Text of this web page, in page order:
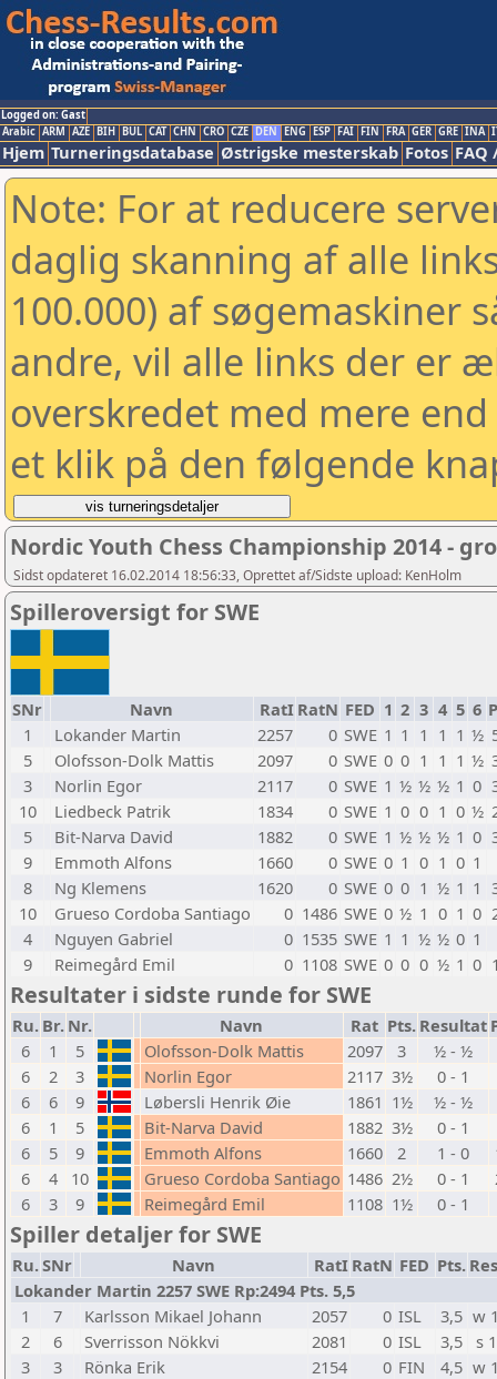
Logged on: Gast
Arabic ARM AZE BIH BUL CAT CHN CRO CZE DEN ENG ESP FAI FIN FRA GER GRE INA
Hjem Turneringsdatabase Østrigske mesterskab Fotos FAQ
Note: For at reducere
daglig skanning af alle
100.000) af søgemaskiner
andre, vil alle links der er
overskredet med mere
et klik på den følgende
Nordic Youth Chess Championship 2014 -
Sidst opdateret 16.02.2014 18:56:33, Oprettet af/Sidste upload: KenHolm
Spilleroversigt for SWE
SNr Navn RatI RatN FED 1 2 3 4 5 6
1
Lokander Martin 2257 0 SWE 1 1 1 1 1 ½
5
Olofsson-Dolk Mattis 2097 0 SWE 0 0 1 1 1 ½
3
Norlin Egor 2117 0 SWE 1 ½ ½ ½ 1 0
10
Liedbeck Patrik 1834 0 SWE 1 0 0 1 0 ½
5
Bit-Narva David 1882 0 SWE 1 ½ ½ ½ 1 0
9
Emmoth Alfons 1660 0 SWE 0 1 0 1 0 1
8
Ng Klemens 1620 0 SWE 0 0 1 ½ 1 1
10
Grueso Cordoba Santiago 0 1486 SWE 0 ½ 1 0 1 0
4
Nguyen Gabriel 0 1535 SWE 1 1 ½ ½ 0 1
9
Reimegård Emil 0 1108 SWE 0 0 0 ½ 1 0
Resultater i sidste runde for SWE
Ru. Br. Nr. Navn Rat Pts. Resultat
6
1 5 Olofsson-Dolk Mattis 2097 3
½ - ½
6
2 3 Norlin Egor 2117 3½
0 - 1
6
6 9 Løbersli Henrik Øie 1861 1½
½ - ½
6
1 5 Bit-Narva David 1882 3½
0 - 1
6
5 9 Emmoth Alfons 1660 2 1 - 0
6
4 10 Grueso Cordoba Santiago 1486 2½ 0 - 1
6
3 9 Reimegård Emil 1108 1½ 0 - 1
Spiller detaljer for SWE
Ru.SNr Navn RatI RatN FED Pts.
Lokander Martin 2257 SWE Rp:2494 Pts. 5,5
1
7 Karlsson Mikael Johann 2057 0 ISL 3,5 w
2
6 Sverrisson Nökkvi 2081 0 ISL 3,5 s 1
3
3 Rönka Erik 2154 0 FIN 4,5 w